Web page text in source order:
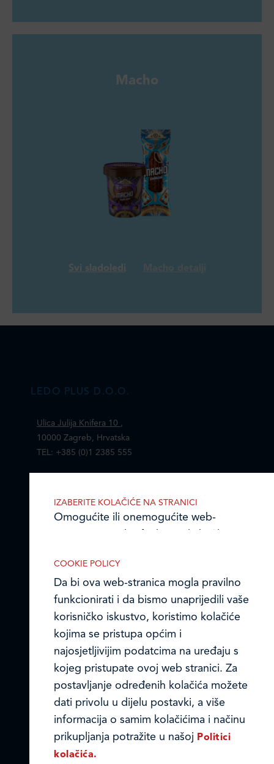
Macho
Svi sladoledi
LEDO PLUS D.O.O.
Ulica Julija Knifera 10 ,
10000 Zagreb, Hrvatska
TEL: +385 (0)1 2385 555
Matični broj (MB): 4938763
Ledo u inozemstvu
Online formular
Obavijest o Privatnosti i Kolačići
Privacy notice and Cookies
© LEDO plus d.o.o. 2026.
COOKIE POLICY
Da bi ova web-stranica mogla pravilno
funkcionirati i da bismo unaprijedili vaše
korisničko iskustvo, koristimo kolačiće
kojima se pristupa općim i
najosjetljivijim podatcima na uređaju s
kojeg pristupate ovoj web stranici. Za
postavljanje određenih kolačića možete
dati privolu u dijelu postavki, a više
informacija o samim kolačićima i načinu
prikupljanja potražite u našoj Politici
kolačića.
IZABERITE KOLAČIĆE NA STRANICI
Omogućite ili onemogućite web-
Nužni (tehnički) kolačići
Nužni kolačići omogućuju osnovne
funkcionalnosti. Bez ovih kolačića, web-
stranica ne može pravilno funkcionirati,
a isključiti ih možete mijenjanjem
postavki u svome web-pregledniku.